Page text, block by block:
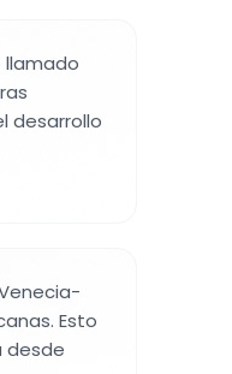
llamado
desarrollo
Esto
desde